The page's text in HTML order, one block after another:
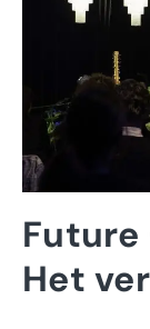
Future
Het